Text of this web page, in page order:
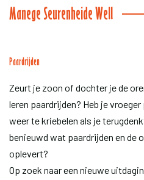
Manege Seurenheide Well
Paardrijden
Zeurt je zoon of dochter je de
leren paardrijden? Heb je
weer te kriebelen als je
benieuwd wat paardrijden en de
oplevert?
Op zoek naar een nieuwe